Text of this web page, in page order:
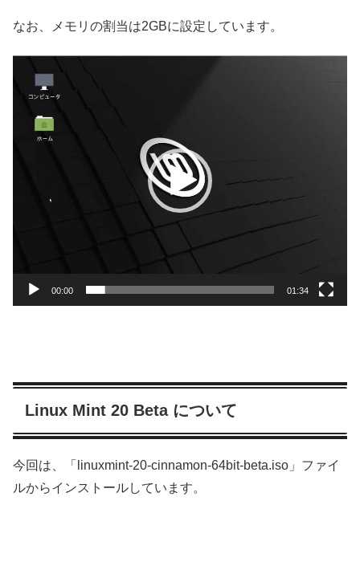
なお、メモリの割当は2GBに設定しています。
00:00 01:34
Linux Mint 20 Beta について
今回は、「linuxmint-20-cinnamon-64bit-beta.iso」ファイ
ルからインストールしています。